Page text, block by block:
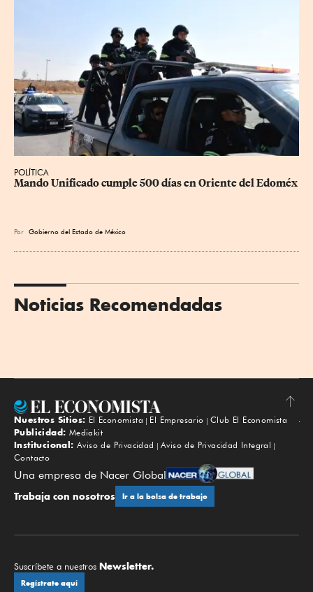
POLÍTICA
Mando Unificado cumple 500 días en Oriente del Edoméx
Por Gobierno del Estado de México
Noticias Recomendadas
Subir
Nuestros Sitios: El Economista El Empresario
Club El Economista
Publicidad: Mediakit
Institucional: Aviso de Privacidad
Aviso de Privacidad Integral
Contacto
Una empresa de Nacer Global
Trabaja con nosotros Ir a la bolsa de trabajo
Suscríbete a nuestros Newsletter.
Regístrate aquí